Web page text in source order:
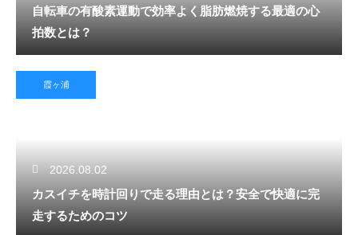
自転車の有酸素運動で効率よく脂肪燃焼する最適の心
拍数とは？
霞ヶ浦
2026.08.02
カスイチを時計回りで走る理由とは？安全で快適に完
走するためのコツ